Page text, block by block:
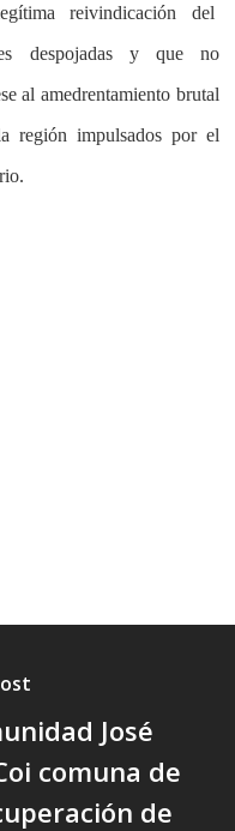
reivindicación del
despojadas y que no
al amedrentamiento brutal
región impulsados por el
José
comuna de
de